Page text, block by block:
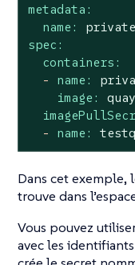
metadata:
name:
spec:
containers:
-
name:
image:
-
name:
Dans cet exemple,
trouve dans
Vous pouvez
avec les